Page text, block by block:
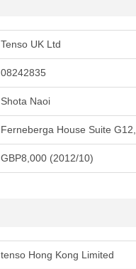
Tenso UK Ltd
08242835
Shota Naoi
Ferneberga House Suite
GBP8,000 (2012/10)
tenso Hong Kong Limited